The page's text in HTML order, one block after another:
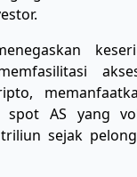
spot AS yang
sejak